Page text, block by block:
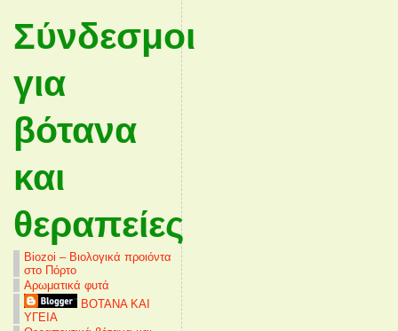
Σύνδεσμοι
για
βότανα
και
θεραπείες
Biozoi – Βιολογικά προιόντα
στο Πόρτο
Αρωματικά φυτά
ΒΟΤΑΝΑ ΚΑΙ
ΥΓΕΙΑ